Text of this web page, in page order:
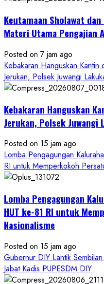
Keutamaan Sholawat
Materi Utama Pengajian
Posted on 7 jam ago
Kebakaran Hanguskan
Jerukan, Polsek Juwangi
Kebakaran Hanguskan
Jerukan, Polsek Juwangi
Posted on 15 jam ago
Lomba Pengagungan
RI untuk Memperkokoh
Lomba Pengagungan
HUT ke-81 RI untuk
Nasionalisme
Posted on 15 jam ago
Gubernur DIY Lantik
Jabat Kadis PUPESDM DIY